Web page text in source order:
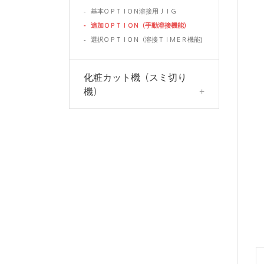
- 基本ＯＰＴＩＯＮ溶接用ＪＩＧ
- 追加ＯＰＴＩＯＮ（手動溶接機能）
- 選択ＯＰＴＩＯＮ（溶接ＴＩＭＥＲ機能)
化粧カット機（スミ切り
機）
+